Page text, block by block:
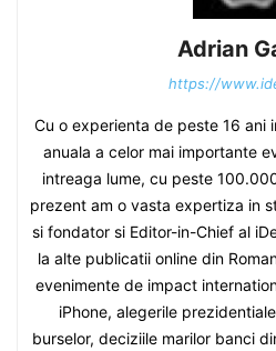
Adrian
https://
Cu o experienta de peste 16 ani
anuala a celor mai importante
intreaga lume, cu peste
prezent am o vasta expertiza in
si fondator si Editor-in-Chief al
la alte publicatii online din
evenimente de impact
iPhone, alegerile
burselor, deciziile marilor banci